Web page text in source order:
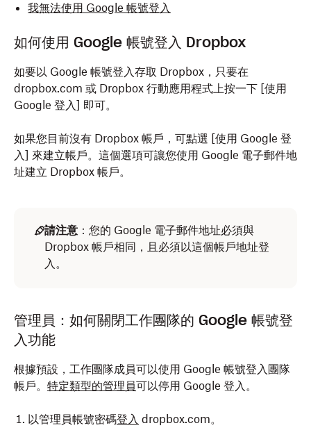
我無法使用 Google 帳號登入
如何使用 Google 帳號登入 Dropbox
如要以 Google 帳號登入存取 Dropbox，只要在
dropbox.com 或 Dropbox 行動應用程式上按一下 [使用
Google 登入] 即可。
如果您目前沒有 Dropbox 帳戶，可點選 [使用 Google 登
入] 來建立帳戶。這個選項可讓您使用 Google 電子郵件地
址建立 Dropbox 帳戶。
請注意 ：您的 Google 電子郵件地址必須與
Dropbox 帳戶相同，且必須以這個帳戶地址登
入。
管理員：如何關閉工作團隊的 Google 帳號登
入功能
根據預設，工作團隊成員可以使用 Google 帳號登入團隊
帳戶。 特定類型的管理員可以停用 Google 登入。
以管理員帳號密碼登入 dropbox.com。